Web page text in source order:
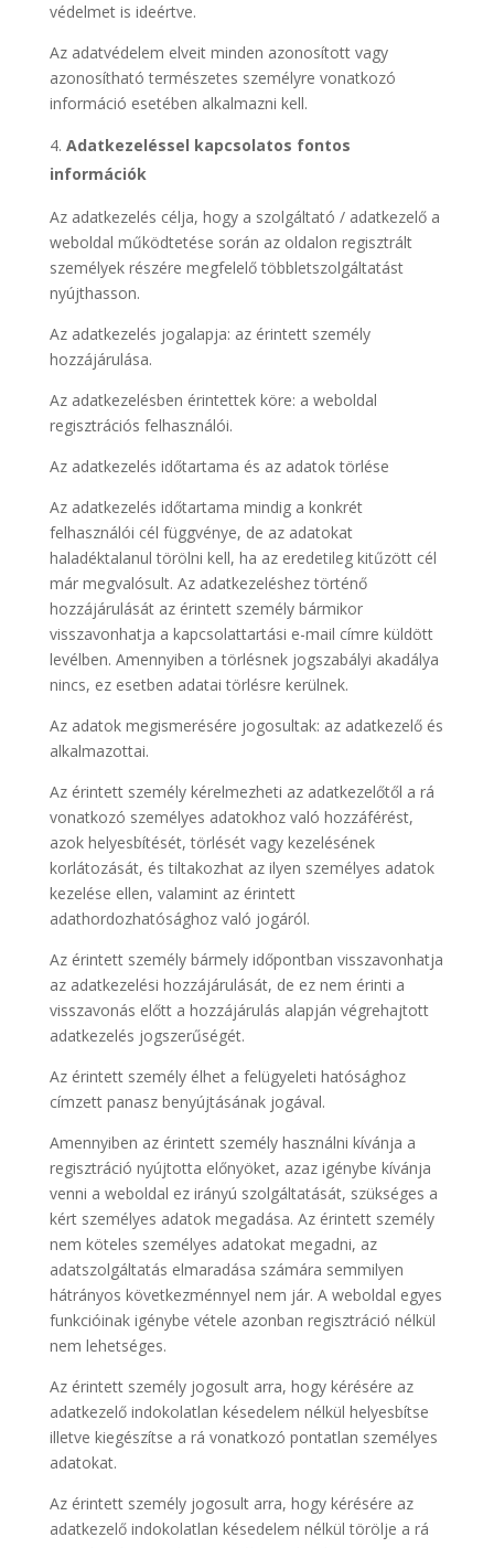
védelmet is ideértve.
Az adatvédelem elveit minden azonosított vagy
azonosítható természetes személyre vonatkozó
információ esetében alkalmazni kell.
Adatkezeléssel kapcsolatos fontos
információk
Az adatkezelés célja, hogy a szolgáltató / adatkezelő a
weboldal működtetése során az oldalon regisztrált
személyek részére megfelelő többletszolgáltatást
nyújthasson.
Az adatkezelés jogalapja: az érintett személy
hozzájárulása.
Az adatkezelésben érintettek köre: a weboldal
regisztrációs felhasználói.
Az adatkezelés időtartama és az adatok törlése
Az adatkezelés időtartama mindig a konkrét
felhasználói cél függvénye, de az adatokat
haladéktalanul törölni kell, ha az eredetileg kitűzött cél
már megvalósult. Az adatkezeléshez történő
hozzájárulását az érintett személy bármikor
visszavonhatja a kapcsolattartási e-mail címre küldött
levélben. Amennyiben a törlésnek jogszabályi akadálya
nincs, ez esetben adatai törlésre kerülnek.
Az adatok megismerésére jogosultak: az adatkezelő és
alkalmazottai.
Az érintett személy kérelmezheti az adatkezelőtől a rá
vonatkozó személyes adatokhoz való hozzáférést,
azok helyesbítését, törlését vagy kezelésének
korlátozását, és tiltakozhat az ilyen személyes adatok
kezelése ellen, valamint az érintett
adathordozhatósághoz való jogáról.
Az érintett személy bármely időpontban visszavonhatja
az adatkezelési hozzájárulását, de ez nem érinti a
visszavonás előtt a hozzájárulás alapján végrehajtott
adatkezelés jogszerűségét.
Az érintett személy élhet a felügyeleti hatósághoz
címzett panasz benyújtásának jogával.
Amennyiben az érintett személy használni kívánja a
regisztráció nyújtotta előnyöket, azaz igénybe kívánja
venni a weboldal ez irányú szolgáltatását, szükséges a
kért személyes adatok megadása. Az érintett személy
nem köteles személyes adatokat megadni, az
adatszolgáltatás elmaradása számára semmilyen
hátrányos következménnyel nem jár. A weboldal egyes
funkcióinak igénybe vétele azonban regisztráció nélkül
nem lehetséges.
Az érintett személy jogosult arra, hogy kérésére az
adatkezelő indokolatlan késedelem nélkül helyesbítse
illetve kiegészítse a rá vonatkozó pontatlan személyes
adatokat.
Az érintett személy jogosult arra, hogy kérésére az
adatkezelő indokolatlan késedelem nélkül törölje a rá